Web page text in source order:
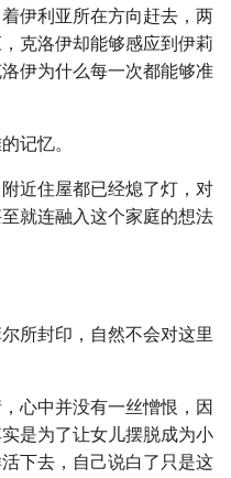
伊利亚所在方向赶去，两
克洛伊却能够感应到伊莉
伊为什么每一次都能够准
记忆。
近住屋都已经熄了灯，对
就连融入这个家庭的想法
所封印，自然不会对这里
心中并没有一丝憎恨，因
是为了让女儿摆脱成为小
下去，自己说白了只是这